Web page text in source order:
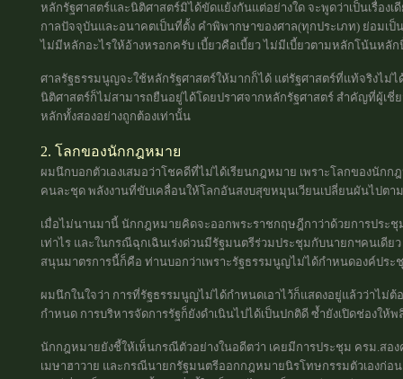
หลักรัฐศาสตร์และนิติศาสตร์มิได้ขัดแย้งกันแต่อย่างใด จะพูดว่าเป็นเรื่อง
กาลปัจจุบันและอนาคตเป็นที่ตั้ง คำพิพากษาของศาล(ทุกประเภท) ย่อมเ
ไม่มีหลักอะไรให้อ้างหรอกครับ เบี้ยวคือเบี้ยว ไม่มีเบี้ยวตามหลักโน้นหลั
ศาลรัฐธรรมนูญจะใช้หลักรัฐศาสตร์ให้มากก็ได้ แต่รัฐศาสตร์ที่แท้จริงไม่
นิติศาสตร์ก็ไม่สามารถยืนอยู่ได้โดยปราศจากหลักรัฐศาสตร์ สำคัญที่ผู้เชี่
หลักทั้งสองอย่างถูกต้องเท่านั้น
2. โลกของนักกฎหมาย
ผมนึกบอกตัวเองเสมอว่าโชคดีที่ไม่ได้เรียนกฎหมาย เพราะโลกของนักก
คนละชุด พลังงานที่ขับเคลื่อนให้โลกอันสงบสุขหมุนเวียนเปลี่ยนผันไปตา
เมื่อไม่นานมานี้ นักกฎหมายคิดจะออกพระราชกฤษฎีกาว่าด้วยการประ
เท่าไร และในกรณีฉุกเฉินเร่งด่วนมีรัฐมนตรีร่วมประชุมกับนายกฯคนเดี
สนุนมาตรการนี้ก็คือ ท่านบอกว่าเพราะรัฐธรรมนูญไม่ได้กำหนดองค์ประชุ
ผมนึกในใจว่า การที่รัฐธรรมนูญไม่ได้กำหนดเอาไว้ก็แสดงอยู่แล้วว่าไม่ต้
กำหนด การบริหารจัดการรัฐก็ยังดำเนินไปได้เป็นปกติดี ซ้ำยังเปิดช่องใ
นักกฎหมายยังชี้ให้เห็นกรณีตัวอย่างในอดีตว่า เคยมีการประชุม ครม.ส
เมษาฮาวาย และกรณีนายกรัฐมนตรีออกกฎหมายนิรโทษกรรมตัวเองก่อ